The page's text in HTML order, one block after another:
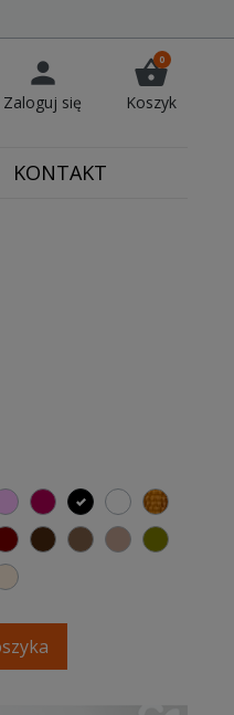
person
Zaloguj się
shopping_basket
0
Koszyk
KONTAKT
różowymalinowy
czarnybiałyzłoty
kasztanowy
ciemno brązowy
brązowy
beż